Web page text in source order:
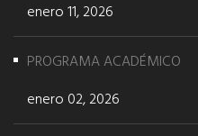
enero 11, 2026
PROGRAMA ACADÉMICO
enero 02, 2026